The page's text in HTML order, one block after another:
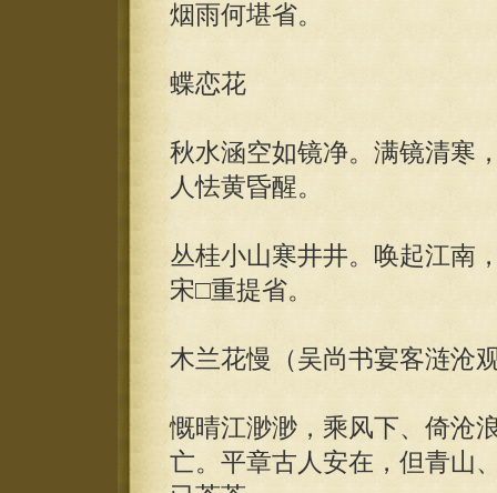
烟雨何堪省。
蝶恋花
秋水涵空如镜净。满镜清寒
人怯黄昏醒。
丛桂小山寒井井。唤起江南
宋□重提省。
木兰花慢（吴尚书宴客涟沧
慨晴江渺渺，乘风下、倚沧
亡。平章古人安在，但青山